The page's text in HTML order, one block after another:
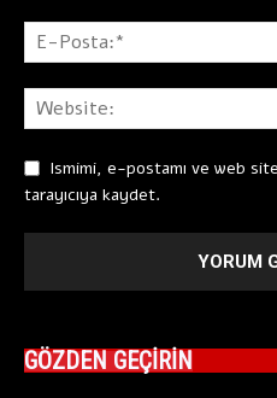
Ismimi, e-postamı ve web
tarayıcıya kaydet.
GÖZDEN GEÇİRİN